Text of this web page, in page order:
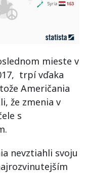
mieste v
trpí vďaka
Američania
že zmenia v
s
nevztiahli svoju